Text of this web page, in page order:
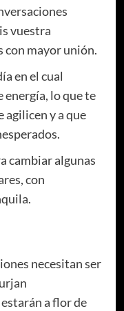
vuestra
con mayor unión.
en el cual
energía, lo que te
agilicen y a que
cambiar algunas
con
necesitan ser
a flor de